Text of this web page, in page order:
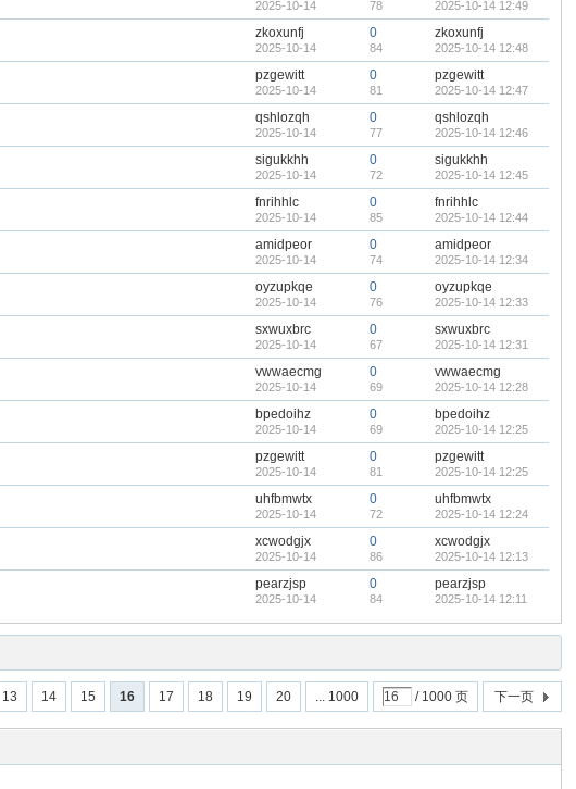
2025-10-14 78 2025-10-14 12:49
zkoxunfj
2025-10-14
0
84
zkoxunfj
2025-10-14 12:48
pzgewitt
2025-10-14
0
81
pzgewitt
2025-10-14 12:47
qshlozqh
2025-10-14
0
77
qshlozqh
2025-10-14 12:46
sigukkhh
2025-10-14
0
72
sigukkhh
2025-10-14 12:45
fnrihhlc
2025-10-14
0
85
fnrihhlc
2025-10-14 12:44
amidpeor
2025-10-14
0
74
amidpeor
2025-10-14 12:34
oyzupkqe
2025-10-14
0
76
oyzupkqe
2025-10-14 12:33
sxwuxbrc
2025-10-14
0
67
sxwuxbrc
2025-10-14 12:31
vwwaecmg
2025-10-14
0
69
vwwaecmg
2025-10-14 12:28
bpedoihz
2025-10-14
0
69
bpedoihz
2025-10-14 12:25
pzgewitt
2025-10-14
0
81
pzgewitt
2025-10-14 12:25
uhfbmwtx
2025-10-14
0
72
uhfbmwtx
2025-10-14 12:24
xcwodgjx
2025-10-14
0
86
xcwodgjx
2025-10-14 12:13
pearzjsp
2025-10-14
0
84
pearzjsp
2025-10-14 12:11
13 14 15 16 17 18 19 20 ... 1000 / 1000 页 下一页